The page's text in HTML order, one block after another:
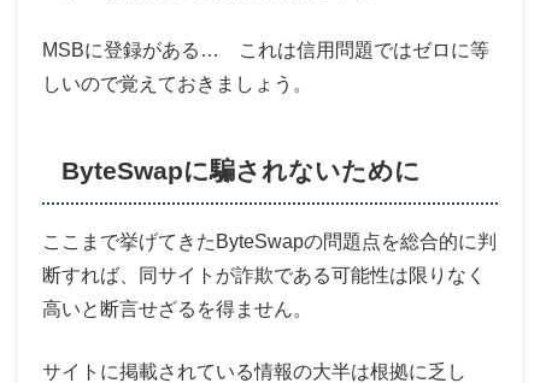
MSBに登録がある… これは信用問題ではゼロに等
しいので覚えておきましょう。
ByteSwapに騙されないために
ここまで挙げてきたByteSwapの問題点を総合的に判
断すれば、同サイトが詐欺である可能性は限りなく
高いと断言せざるを得ません。
サイトに掲載されている情報の大半は根拠に乏し